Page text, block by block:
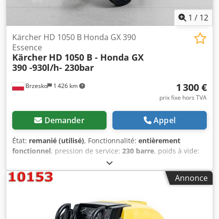
1 / 12
Brzesko 1 426 km
Kärcher HD 1050 B Honda GX 390
Essence
Kärcher HD 1050 B - Honda GX
390 -930l/h- 230bar
1 300 €
prix fixe hors TVA
Demander Appel
État: remanié (utilisé), Fonctionnalité: entièrement
fonctionnel, pression de service: 230 barre, poids à vide:
, durée de la garantie:
Le nettoyeur haute pression Kärcher HD 1050 B est un
appareil très efficace, également adapté aux travaux les
Lors d’une inspection et rénovation complète, notre équipe
de service a minutieusement vérifié l’appareil sur toutes
Annonce